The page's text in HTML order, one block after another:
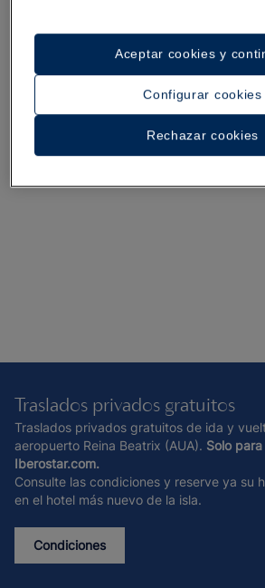
Traslados privados gratuitos
Traslados privados gratuitos de ida y
aeropuerto Reina Beatrix (AUA). Solo
Iberostar.com.
Consulte las condiciones y reserve ya su
en el hotel más nuevo de la isla.
Condiciones
Configurar cookies
Rechazar cookies
Aceptar cookies y